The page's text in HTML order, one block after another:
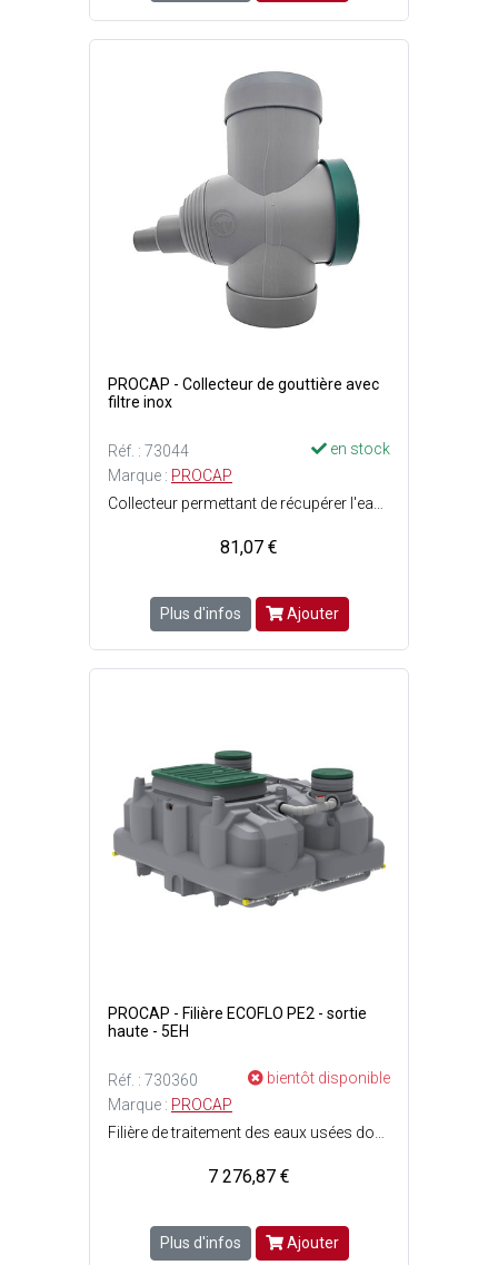
PROCAP - Collecteur de gouttière avec
filtre inox
Réf. : 73044
en stock
Marque : PROCAP
81,07 €
Plus d'infos Ajouter
PROCAP - Filière ECOFLO PE2 - sortie
haute - 5EH
Réf. : 730360
bientôt disponible
Marque : PROCAP
7 276,87 €
Plus d'infos Ajouter